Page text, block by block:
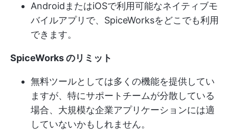
AndroidまたはiOSで利用可能なネイティブモ
バイルアプリで、SpiceWorksをどこでも利用
できます。
SpiceWorks のリミット
無料ツールとしては多くの機能を提供してい
ますが、特にサポートチームが分散している
場合、大規模な企業アプリケーションには適
していないかもしれません。